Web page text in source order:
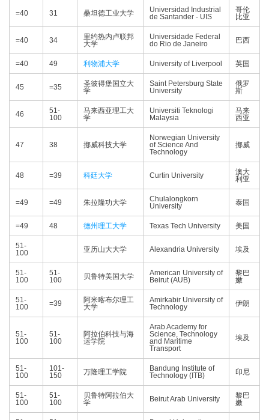
=40 31 桑坦德工业大学
Universidad Industrial
de Santander - UIS
哥伦
比亚
=40 34
里约热内卢联邦
大学
Universidade Federal
do Rio de Janeiro
巴西
=40 49 利物浦大学 University of Liverpool 英国
45 =35
圣彼得堡国立大
学
Saint Petersburg State
University
俄罗
斯
46
51-
100
马来西亚理工大
学
Universiti Teknologi
Malaysia
马来
西亚
47 38 挪威科技大学
Norwegian University
of Science And
Technology
挪威
48 =39 科廷大学 Curtin University
澳大
利亚
=49 =49 朱拉隆功大学
Chulalongkorn
University
泰国
=49 48 德州理工大学 Texas Tech University 美国
51-
100
亚历山大大学 Alexandria University 埃及
51-
100
51-
100
贝鲁特美国大学
American University of
Beirut (AUB)
黎巴
嫩
51-
100
=39
阿米喀布尔理工
大学
Amirkabir University of
Technology
伊朗
51-
100
51-
100
阿拉伯科技与海
运学院
Arab Academy for
Science, Technology
and Maritime
Transport
埃及
51-
100
101-
150
万隆理工学院
Bandung Institute of
Technology (ITB)
印尼
51-
100
51-
100
贝鲁特阿拉伯大
学
Beirut Arab University
黎巴
嫩